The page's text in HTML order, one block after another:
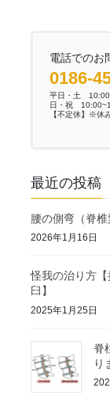
電話でのお
0186-
平日
日・
【不定休】※休
最近の投稿
腰の側弯（脊椎
2026年1月16日
怪我の治り方
臼】
2025年1月25日
脊
り